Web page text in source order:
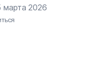
марта 2026